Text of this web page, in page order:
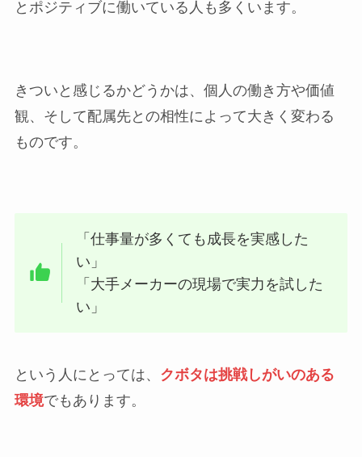
とポジティブに働いている人も多くいます。
きついと感じるかどうかは、個人の働き方や価値
観、そして配属先との相性によって大きく変わる
ものです。
「仕事量が多くても成長を実感した
い」
「大手メーカーの現場で実力を試した
い」
という人にとっては、 クボタは挑戦しがいのある
環境でもあります。